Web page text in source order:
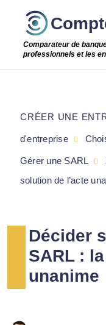
Passer
étapeComparateur de
professionnels et les
Décider
SARL :
unanime
CRÉER UNE
d'entreprise
Gérer une SARL
solution de l’acte